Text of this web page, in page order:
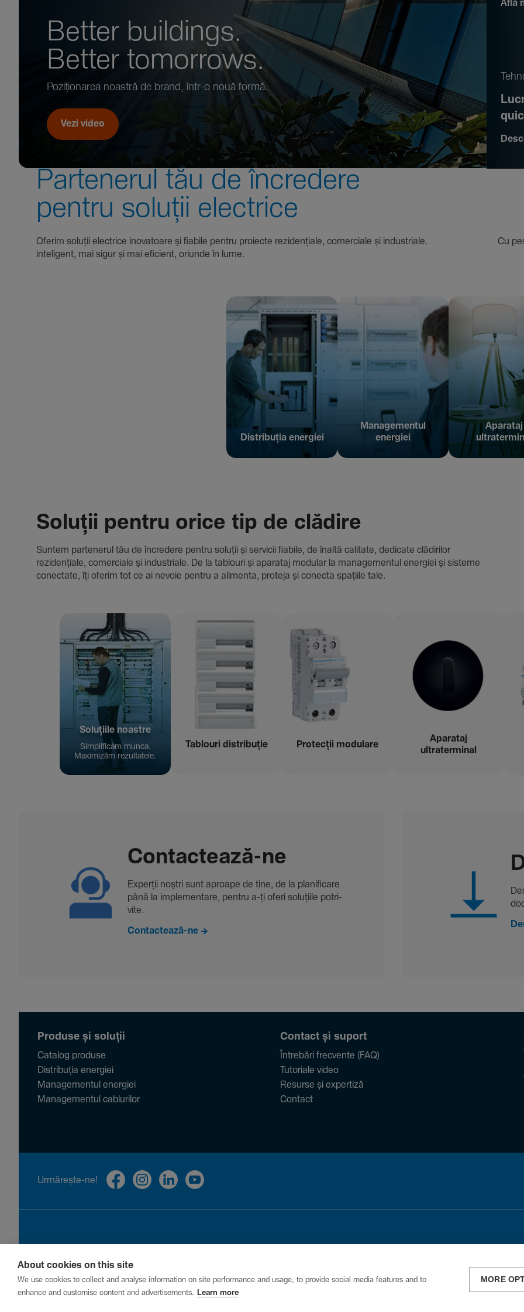
Better buil­dings.
Better tomor­rows.
Pozi­țio­narea noastră de brand, într-o nouă formă.
Vezi video
Află
Parte­nerul tău de încre­dere
pentru soluții electrice
Oferim soluții electrice inova­toare și fiabile pentru proiecte rezi­den­țiale, comer­ciale și indus­triale. Cu peste
inte­li­gent, mai sigur și mai eficient, oriunde în lume.
Distribuția energiei
Managementul
energiei
Aparataj
Soluții pentru orice tip de clădire
Suntem parte­nerul tău de încre­dere pentru soluții și servicii fiabile, de înaltă cali­tate, dedi­cate clădi­rilor
rezi­den­țiale, comer­ciale și indus­triale. De la tablouri și aparataj modular la managementul energiei și sisteme
conec­tate, îți oferim tot ce ai nevoie pentru a alimenta, proteja și conecta spațiile tale.
Solu­țiile noastre
Simpli­ficăm munca.
Maxi­mizăm rezul­ta­tele.
Tablouri distribuție Protecții modu­lare
Aparataj
ultraterminal
Contac­tează-ne
Experții noștri sunt aproape de tine, de la plani­fi­care
până la imple­men­tare, pentru a-ți oferi solu­țiile potri­
vite.
Contactează-ne
Produse și soluții
Catalog produse
Distribuția energiei
Managementul energiei
Managementul cablurilor
Contact și suport
Întrebări frecvente (FAQ)
Tutoriale video
Resurse și expertiză
Contact
Urmă­rește-ne!
Privacy Cookies
About cookies on this site
We use cookies to collect and analyse information on site performance and usage, to provide social media features and to
enhance and customise content and advertisements.
Learn more
MORE